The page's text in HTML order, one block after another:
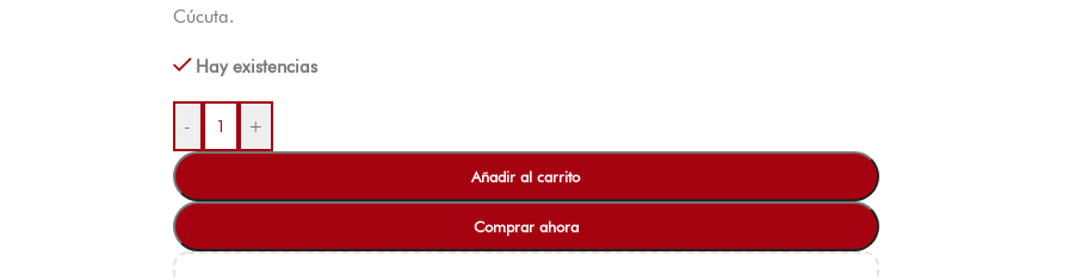
Cúcuta.
Hay existencias
- +
Añadir al carrito
Comprar ahora